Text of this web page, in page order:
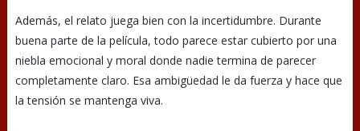
Además, el relato juega bien con la incertidumbre. Durante
buena parte de la película, todo parece estar cubierto por una
niebla emocional y moral donde nadie termina de parecer
completamente claro. Esa ambigüedad le da fuerza y hace que
la tensión se mantenga viva.